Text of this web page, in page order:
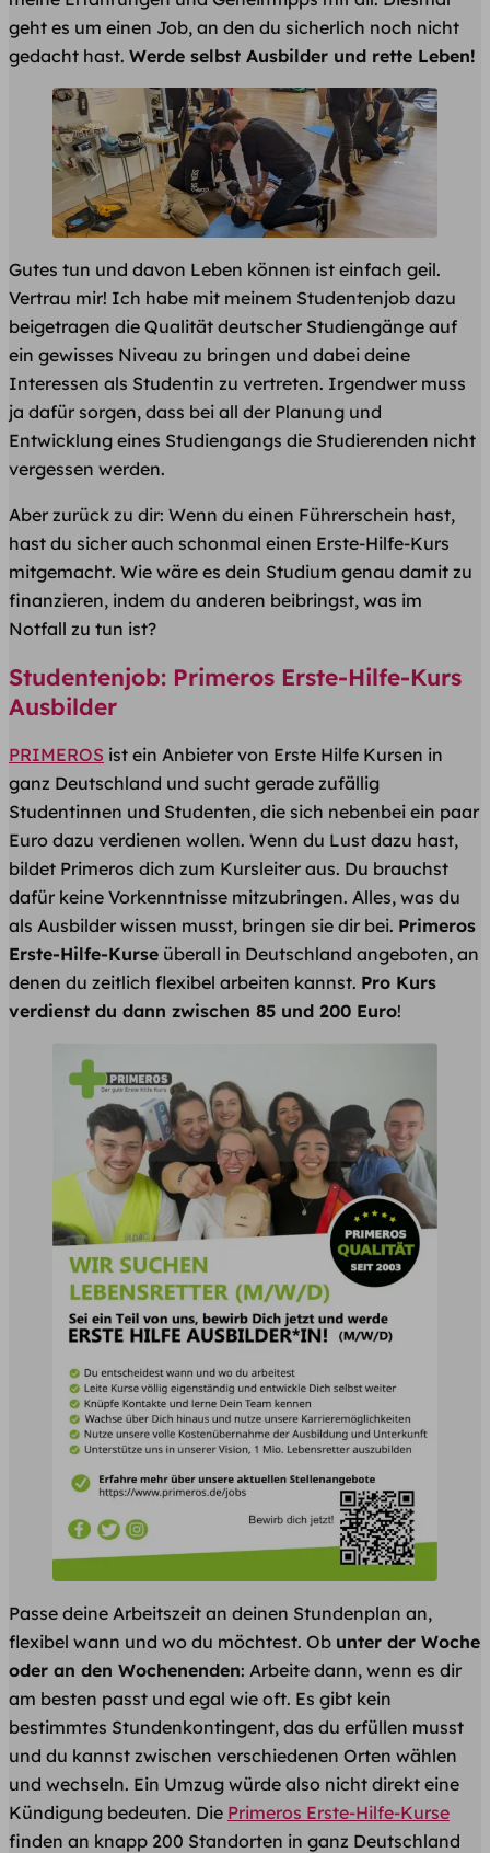
geht es um einen Job, an den du sicherlich noch nicht
gedacht hast. Werde selbst Ausbilder und rette Leben!
Gutes tun und davon Leben können ist einfach geil.
Vertrau mir! Ich habe mit meinem Studentenjob dazu
beigetragen die Qualität deutscher Studiengänge auf
ein gewisses Niveau zu bringen und dabei deine
Interessen als Studentin zu vertreten. Irgendwer muss
ja dafür sorgen, dass bei all der Planung und
Entwicklung eines Studiengangs die Studierenden nicht
vergessen werden.
Aber zurück zu dir: Wenn du einen Führerschein hast,
hast du sicher auch schonmal einen Erste-Hilfe-Kurs
mitgemacht. Wie wäre es dein Studium genau damit zu
finanzieren, indem du anderen beibringst, was im
Notfall zu tun ist?
Studentenjob: Primeros Erste-Hilfe-Kurs
Ausbilder
PRIMEROS ist ein Anbieter von Erste Hilfe Kursen in
ganz Deutschland und sucht gerade zufällig
Studentinnen und Studenten, die sich nebenbei ein paar
Euro dazu verdienen wollen. Wenn du Lust dazu hast,
bildet Primeros dich zum Kursleiter aus. Du brauchst
dafür keine Vorkenntnisse mitzubringen. Alles, was du
als Ausbilder wissen musst, bringen sie dir bei. Primeros
Erste-Hilfe-Kurse überall in Deutschland angeboten, an
denen du zeitlich flexibel arbeiten kannst. Pro Kurs
verdienst du dann zwischen 85 und 200 Euro!
Passe deine Arbeitszeit an deinen Stundenplan an,
flexibel wann und wo du möchtest. Ob unter der Woche
oder an den Wochenenden: Arbeite dann, wenn es dir
am besten passt und egal wie oft. Es gibt kein
bestimmtes Stundenkontingent, das du erfüllen musst
und du kannst zwischen verschiedenen Orten wählen
und wechseln. Ein Umzug würde also nicht direkt eine
Kündigung bedeuten. Die Primeros Erste-Hilfe-Kurse
finden an knapp 200 Standorten in ganz Deutschland